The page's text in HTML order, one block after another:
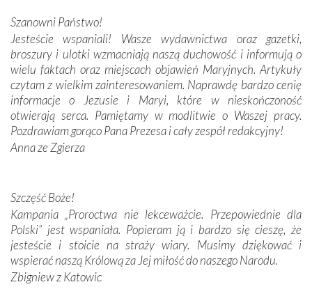
budowniczych.
Podążyliśmy też śladami fatimskich wizjonerów – Łucji
dos Santos oraz świętych Hiacynty i Franciszka Marto.
Modliliśmy się przy ich grobach. Odprawiliśmy Drogę
Krzyżową w ich rodzinnych stronach, odwiedziliśmy
domy, w których żyli.
W miejscu objawień Matki Bożej zapaliliśmy świece
Podczas tej kilkudniowej wyprawy na każdym kroku
spotykaliśmy się z serdeczną otwartością
Portugalczyków. Podziwialiśmy ich ludową sztukę i
zwyczaje. Mimo że nasze kraje są od siebie bardzo
oddalone, w żaden sposób nie czuliśmy się obco.
Sprawiła to oczywiście sama Matka Boża, ale też
kulturowa bliskość biorąca swój początek w naszej
Szanowni Państwo!
Jesteście wspaniali! Wasze wydawnictwa oraz gazetki,
broszury i ulotki wzmacniają naszą duchowość i informują o
wielu faktach oraz miejscach objawień Maryjnych. Artykuły
czytam z wielkim zainteresowaniem. Naprawdę bardzo cenię
informacje o Jezusie i Maryi, które w nieskończoność
otwierają serca. Pamiętamy w modlitwie o Waszej pracy.
Pozdrawiam gorąco Pana Prezesa i cały zespół redakcyjny!
Anna ze Zgierza
Szczęść Boże!
Kampania „Proroctwa nie lekceważcie. Przepowiednie dla
Polski” jest wspaniała. Popieram ją i bardzo się cieszę, że
jesteście i stoicie na straży wiary. Musimy dziękować i
wspierać naszą Królową za Jej miłość do naszego Narodu.
Zbigniew z Katowic